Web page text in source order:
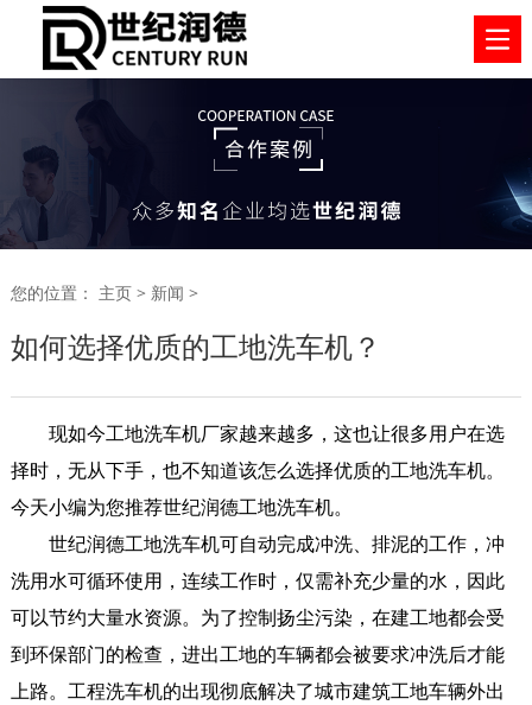
您的位置： 主页> 新闻 >
如何选择优质的工地洗车机？
现如今工地洗车机厂家越来越多，这也让很多用户在选
择时，无从下手，也不知道该怎么选择优质的工地洗车机。
今天小编为您推荐世纪润德工地洗车机。
世纪润德工地洗车机可自动完成冲洗、排泥的工作，冲
洗用水可循环使用，连续工作时，仅需补充少量的水，因此
可以节约大量水资源。为了控制扬尘污染，在建工地都会受
到环保部门的检查，进出工地的车辆都会被要求冲洗后才能
上路。工程洗车机的出现彻底解决了城市建筑工地车辆外出